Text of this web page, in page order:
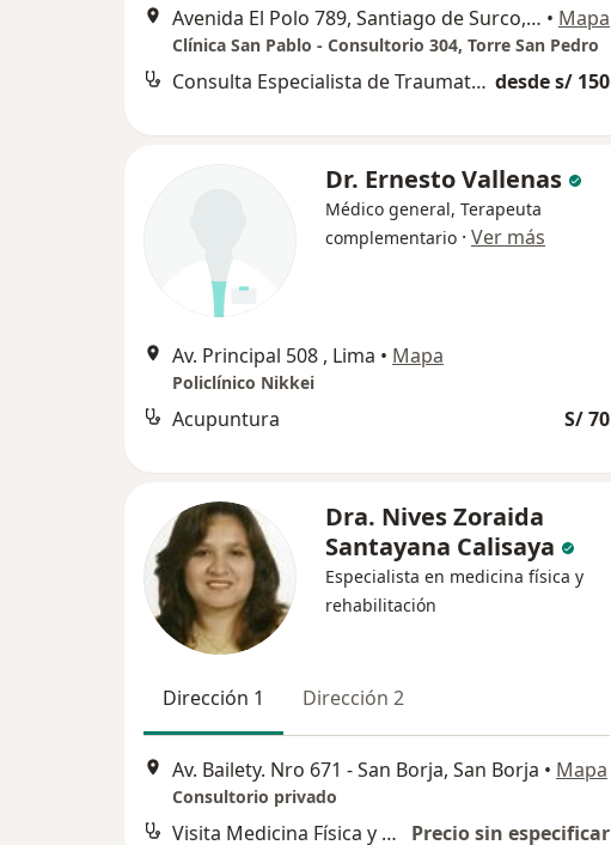
Avenida El Polo 789, Santiago de Surco, Lima • Mapa
Clínica San Pablo - Consultorio 304, Torre San Pedro
Consulta Especialista de Traumatologia desde s/ 150
Dr. Ernesto Vallenas
Médico general, Terapeuta
complementario · Ver más
Av. Principal 508 , Lima • Mapa
Policlínico Nikkei
Acupuntura S/ 70
Dra. Nives Zoraida
Santayana Calisaya
Especialista en medicina física y
rehabilitación
Dirección 1 Dirección 2
Av. Bailety. Nro 671 - San Borja, San Borja • Mapa
Consultorio privado
Visita Medicina Física y Rehabilitación Precio sin especificar